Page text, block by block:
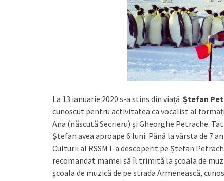
La 13 ianuarie 2020 s-a stins din viaţă Ștefan
cunoscut pentru activitatea ca vocalist al
Ana (născută Secrieru) și Gheorghe Petrache.
Ștefan avea aproape 6 luni. Până la vârsta de 7
Culturii al RSSM l-a descoperit pe Ștefan
recomandat mamei să îl trimită la școala de
școala de muzică de pe strada Armenească,